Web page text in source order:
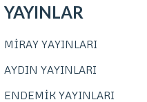
YAYINLAR
MİRAY YAYINLARI
AYDIN YAYINLARI
ENDEMİK YAYINLARI